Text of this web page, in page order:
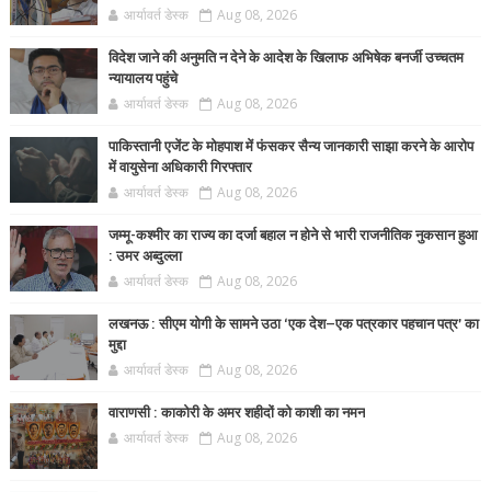
आर्यावर्त डेस्क Aug 08, 2026
विदेश जाने की अनुमति न देने के आदेश के खिलाफ अभिषेक बनर्जी उच्चतम
न्यायालय पहुंचे
आर्यावर्त डेस्क Aug 08, 2026
पाकिस्तानी एजेंट के मोहपाश में फंसकर सैन्य जानकारी साझा करने के आरोप
में वायुसेना अधिकारी गिरफ्तार
आर्यावर्त डेस्क Aug 08, 2026
जम्मू-कश्मीर का राज्य का दर्जा बहाल न होने से भारी राजनीतिक नुकसान हुआ
: उमर अब्दुल्ला
आर्यावर्त डेस्क Aug 08, 2026
लखनऊ : सीएम योगी के सामने उठा ‘एक देश–एक पत्रकार पहचान पत्र’ का
मुद्दा
आर्यावर्त डेस्क Aug 08, 2026
वाराणसी : काकोरी के अमर शहीदों को काशी का नमन
आर्यावर्त डेस्क Aug 08, 2026